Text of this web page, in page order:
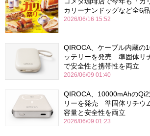
カリーナンドッグなど全6
2026/06/16 15:52
QIROCA、ケーブル内蔵の
ッテリーを発売 準固体リ
で安全性と携帯性を両立
2026/06/09 01:40
QIROCA、10000mAhの
リーを発売 準固体リチウ
容量と安全性を両立
2026/06/09 01:23